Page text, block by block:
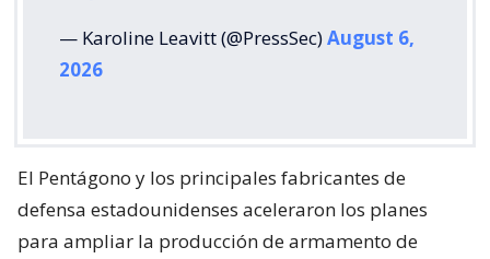
— Karoline Leavitt (@PressSec)August 6,
2026
El Pentágono y los principales fabricantes de
defensa estadounidenses aceleraron los planes
para ampliar la producción de armamento de